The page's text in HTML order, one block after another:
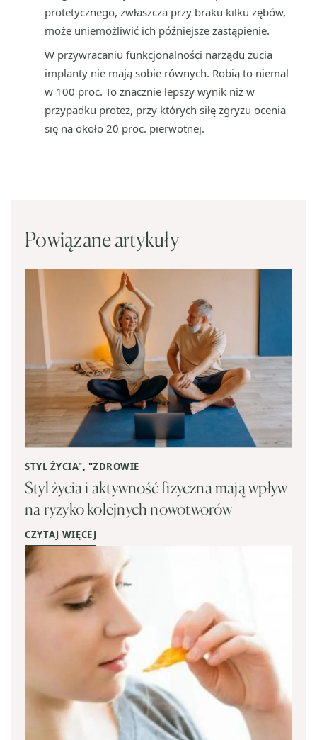
protetycznego, zwłaszcza przy braku kilku zębów,
może uniemożliwić ich późniejsze zastąpienie.
W przywracaniu funkcjonalności narządu żucia
implanty nie mają sobie równych. Robią to niemal
w 100 proc. To znacznie lepszy wynik niż w
przypadku protez, przy których siłę zgryzu ocenia
się na około 20 proc. pierwotnej.
Powiązane artykuły
STYL ŻYCIA", "ZDROWIE
Styl życia i aktywność fizyczna mają wpływ
na ryzyko kolejnych nowotworów
CZYTAJ WIĘCEJ